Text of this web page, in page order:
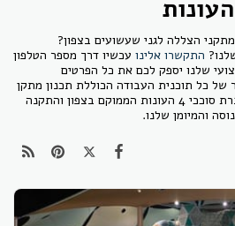
הצללה לגני שעשועים בצפון?
התקשרו אלינו עכשיו דרך מספר הטלפון
שלנו יספק לכם את כל הפרטים
של כל תוכנית העבודה הכוללת תכנון מתקן
ההצללה, ייצור שלו במפעל חברת סוככי 4 העונות הממוקם בצפון והתקנה
והמיומן שלנו.